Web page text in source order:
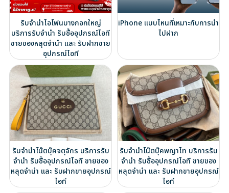
รับจำนำไอโฟนบางกอกใหญ่
บริการรับจำนำ รับซื้ออุปกรณ์ไอที
ขายของหลุดจำนำ และ รับฝากขาย
อุปกรณ์ไอที
iPhone แบบไหนที่เหมาะกับการนำ
ไปฝาก
รับจำนำโน๊ตบุ๊คจตุจักร บริการรับ
จำนำ รับซื้ออุปกรณ์ไอที ขายของ
หลุดจำนำ และ รับฝากขายอุปกรณ์
ไอที
รับจำนำโน๊ตบุ๊คพญาไท บริการรับ
จำนำ รับซื้ออุปกรณ์ไอที ขายของ
หลุดจำนำ และ รับฝากขายอุปกรณ์
ไอที